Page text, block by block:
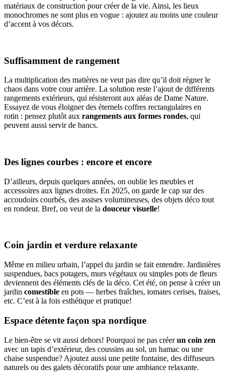
matériaux de construction pour créer de la vie. Ainsi, les lieux
monochromes ne sont plus en vogue : ajoutez au moins une couleur
d’accent à vos décors.
Suffisamment de rangement
La multiplication des matières ne veut pas dire qu’il doit régner le
chaos dans votre cour arrière. La solution reste l’ajout de différents
rangements extérieurs, qui résisteront aux aléas de Dame Nature.
Essayez de vous éloigner des éternels coffres rectangulaires en
rotin : pensez plutôt aux rangements aux formes rondes, qui
peuvent aussi servir de bancs.
Des lignes courbes : encore et encore
D’ailleurs, depuis quelques années, on oublie les meubles et
accessoires aux lignes droites. En 2025, on garde le cap sur des
accoudoirs courbés, des assises volumineuses, des objets déco tout
en rondeur. Bref, on veut de la douceur visuelle!
Coin jardin et verdure relaxante
Même en milieu urbain, l’appel du jardin se fait entendre. Jardinières
suspendues, bacs potagers, murs végétaux ou simples pots de fleurs
deviennent des éléments clés de la déco. Cet été, on pense à créer un
jardin comestible en pots — herbes fraîches, tomates cerises, fraises,
etc. C’est à la fois esthétique et pratique!
Espace détente façon spa nordique
Le bien-être se vit aussi dehors! Pourquoi ne pas créerun coin zen
avec un tapis d’extérieur, des coussins au sol, un hamac ou une
chaise suspendue? Ajoutez aussi une petite fontaine, des diffuseurs
naturels ou des galets décoratifs pour une ambiance relaxante.